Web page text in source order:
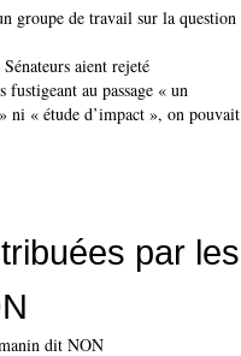
aient rejeté
au passage « un
ni « étude d’impact », on pouvait
par les